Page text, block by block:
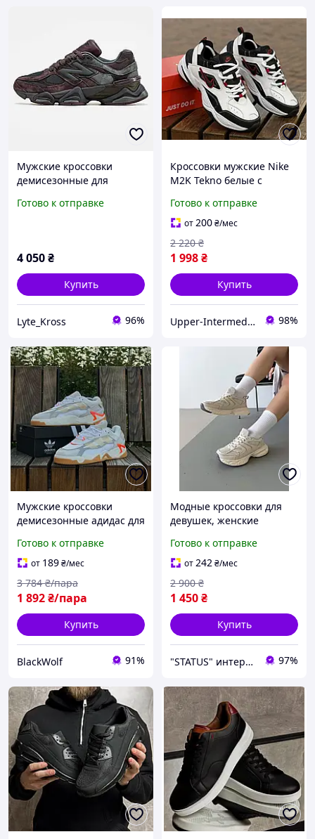
Мужские кроссовки
демисезонные для
Нью Беленс New Balance
Готово к отправке
4 050₴
Купить
Lyte_Kross 96%
Кроссовки мужские Nike
M2K Tekno белые с
спортивные кроссовки
для повседневной носки
Готово к отправке
от200₴/мес
1 998₴
2 220 ₴
Купить
Upper-Intermediate Store 98%
Мужские кроссовки
демисезонные адидас для
63
Готово к отправке
от 189₴/мес
1 892₴/пара
3 784 ₴/пара
Купить
BlackWolf 91%
Модные кроссовки для
девушек, женские
женские кроссовки для
повседневной носки
Готово к отправке
от242₴/мес
1 450₴
2 900 ₴
Купить
"STATUS" интернет магазин мужской и женской обуви 97%